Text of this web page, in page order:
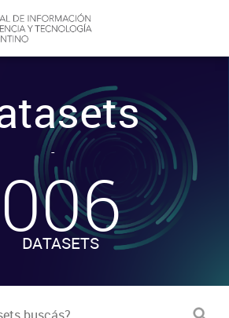
-
006
DATASETS